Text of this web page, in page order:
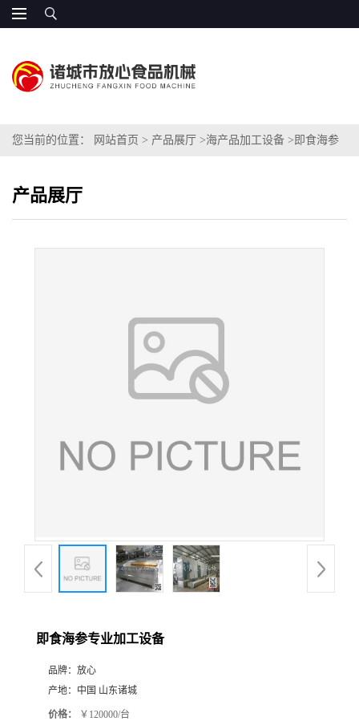
您当前的位置： 网站首页 > 产品展厅 >海产品加工设备 > 即食海参
产品展厅
即食海参专业加工设备
品牌： 放心
产地： 中国 山东诸城
价格： ￥120000/台